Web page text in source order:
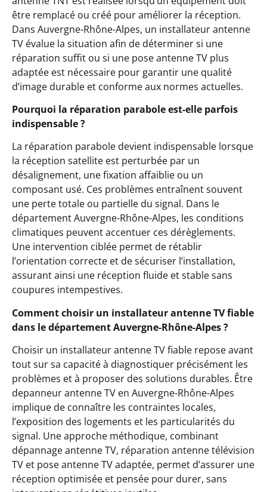
être remplacé ou créé pour améliorer la réception.
Dans Auvergne-Rhône-Alpes, un installateur antenne
TV évalue la situation afin de déterminer si une
réparation suffit ou si une pose antenne TV plus
adaptée est nécessaire pour garantir une qualité
d’image durable et conforme aux normes actuelles.
Pourquoi la réparation parabole est-elle parfois
indispensable ?
La réparation parabole devient indispensable lorsque
la réception satellite est perturbée par un
désalignement, une fixation affaiblie ou un
composant usé. Ces problèmes entraînent souvent
une perte totale ou partielle du signal. Dans le
département Auvergne-Rhône-Alpes, les conditions
climatiques peuvent accentuer ces dérèglements.
Une intervention ciblée permet de rétablir
l’orientation correcte et de sécuriser l’installation,
assurant ainsi une réception fluide et stable sans
coupures intempestives.
Comment choisir un installateur antenne TV fiable
dans le département Auvergne-Rhône-Alpes ?
Choisir un installateur antenne TV fiable repose avant
tout sur sa capacité à diagnostiquer précisément les
problèmes et à proposer des solutions durables. Être
depanneur antenne TV en Auvergne-Rhône-Alpes
implique de connaître les contraintes locales,
l’exposition des logements et les particularités du
signal. Une approche méthodique, combinant
dépannage antenne TV, réparation antenne télévision
TV et pose antenne TV adaptée, permet d’assurer une
réception optimisée et pensée pour durer, sans